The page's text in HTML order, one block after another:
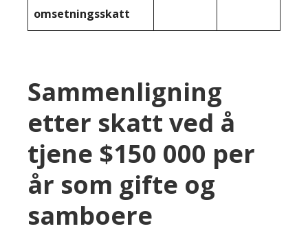
omsetningsskatt
Sammenligning
etter skatt ved å
tjene $150 000 per
år som gifte og
samboere